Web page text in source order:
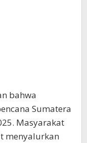
bahwa
Sumatera
Masyarakat
menyalurkan